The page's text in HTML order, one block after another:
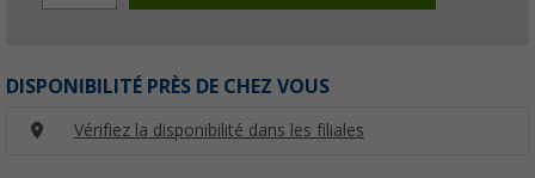
DISPONIBILITÉ PRÈS DE CHEZ VOUS
Vérifiez la disponibilité dans les filiales